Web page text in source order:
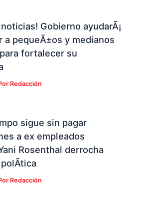
noticias! Gobierno ayudarÃ¡
a pequeÃ±os y medianos
fortalecer su
Redacción
sigue sin pagar
a ex empleados
Rosenthal derrocha
Redacción